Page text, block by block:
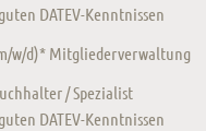
DATEV-Kenntnissen
w/d)* Mitgliederverwaltung
/ Spezialist
DATEV-Kenntnissen